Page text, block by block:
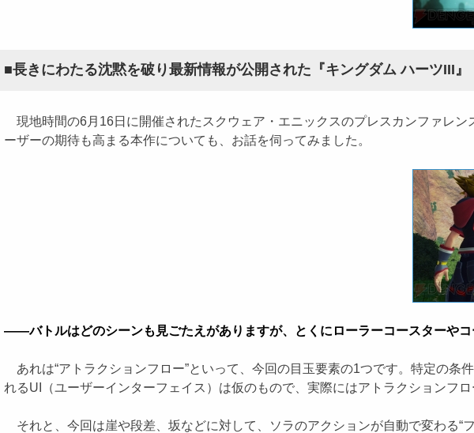
■長きにわたる沈黙を破り最新情報が公開された『キングダム ハーツIII』
現地時間の6月16日に開催されたスクウェア・エニックスのプレスカンファレン
ーザーの期待も高まる本作についても、お話を伺ってみました。
――バトルはどのシーンも見ごたえがありますが、とくにローラーコースターやコ
あれは“アトラクションフロー”といって、今回の目玉要素の1つです。特定の条
れるUI（ユーザーインターフェイス）は仮のもので、実際にはアトラクションフ
それと、今回は崖や段差、坂などに対して、ソラのアクションが自動で変わる“